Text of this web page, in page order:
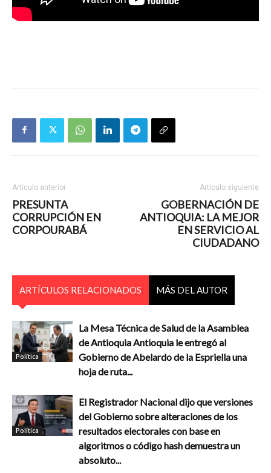
Artículo anterior
PRESUNTA
CORRUPCIÓN EN
CORPOURABÁ
Artículo siguiente
GOBERNACIÓN DE
ANTIOQUIA: LA MEJOR
EN SERVICIO AL
CIUDADANO
ARTÍCULOS RELACIONADOS MÁS DEL AUTOR
Política
La Mesa Técnica de Salud de la Asamblea
de Antioquia Antioquia le entregó al
Gobierno de Abelardo de la Espriella una
hoja de ruta...
Política
El Registrador Nacional dijo que versiones
del Gobierno sobre alteraciones de los
resultados electorales con base en
algoritmos o código hash demuestra un
absoluto...